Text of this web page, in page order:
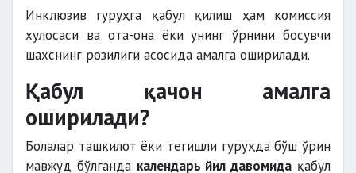
Инклюзив гуруҳга қабул қилиш ҳам комиссия
хулосаси ва ота-она ёки унинг ўрнини босувчи
шахснинг розилиги асосида амалга оширилади.
Қабул қачон амалга
оширилади?
Болалар ташкилот ёки тегишли гуруҳда бўш ўрин
мавжуд бўлганда календарь йил давомида қабул